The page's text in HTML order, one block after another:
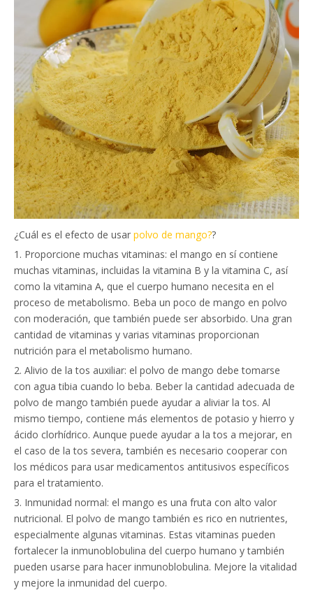
¿Cuál es el efecto de usar polvo de mango??
1. Proporcione muchas vitaminas: el mango en sí contiene
muchas vitaminas, incluidas la vitamina B y la vitamina C, así
como la vitamina A, que el cuerpo humano necesita en el
proceso de metabolismo. Beba un poco de mango en polvo
con moderación, que también puede ser absorbido. Una gran
cantidad de vitaminas y varias vitaminas proporcionan
nutrición para el metabolismo humano.
2. Alivio de la tos auxiliar: el polvo de mango debe tomarse
con agua tibia cuando lo beba. Beber la cantidad adecuada de
polvo de mango también puede ayudar a aliviar la tos. Al
mismo tiempo, contiene más elementos de potasio y hierro y
ácido clorhídrico. Aunque puede ayudar a la tos a mejorar, en
el caso de la tos severa, también es necesario cooperar con
los médicos para usar medicamentos antitusivos específicos
para el tratamiento.
3. Inmunidad normal: el mango es una fruta con alto valor
nutricional. El polvo de mango también es rico en nutrientes,
especialmente algunas vitaminas. Estas vitaminas pueden
fortalecer la inmunoblobulina del cuerpo humano y también
pueden usarse para hacer inmunoblobulina. Mejore la vitalidad
y mejore la inmunidad del cuerpo.